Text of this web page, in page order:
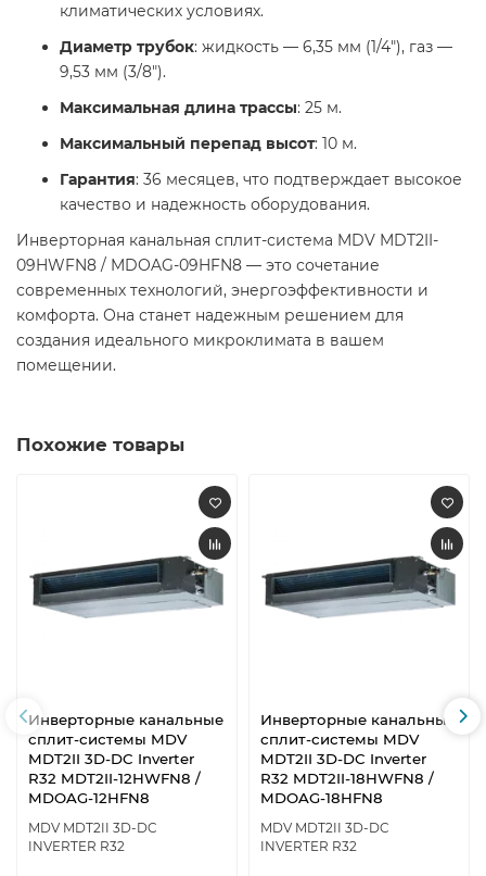
климатических условиях.
Диаметр трубок: жидкость — 6,35 мм (1/4"), газ —
9,53 мм (3/8").
Максимальная длина трассы: 25 м.
Максимальный перепад высот: 10 м.
Гарантия: 36 месяцев, что подтверждает высокое
качество и надежность оборудования.
Инверторная канальная сплит-система MDV MDT2II-
09HWFN8 / MDOAG-09HFN8 — это сочетание
современных технологий, энергоэффективности и
комфорта. Она станет надежным решением для
создания идеального микроклимата в вашем
помещении.
Похожие товары
Инверторные канальные
сплит-системы MDV
MDT2II 3D-DC Inverter
R32 MDT2II-12HWFN8 /
MDOAG-12HFN8
MDV MDT2II 3D-DC
INVERTER R32
Инверторные канальные
сплит-системы MDV
MDT2II 3D-DC Inverter
R32 MDT2II-18HWFN8 /
MDOAG-18HFN8
MDV MDT2II 3D-DC
INVERTER R32